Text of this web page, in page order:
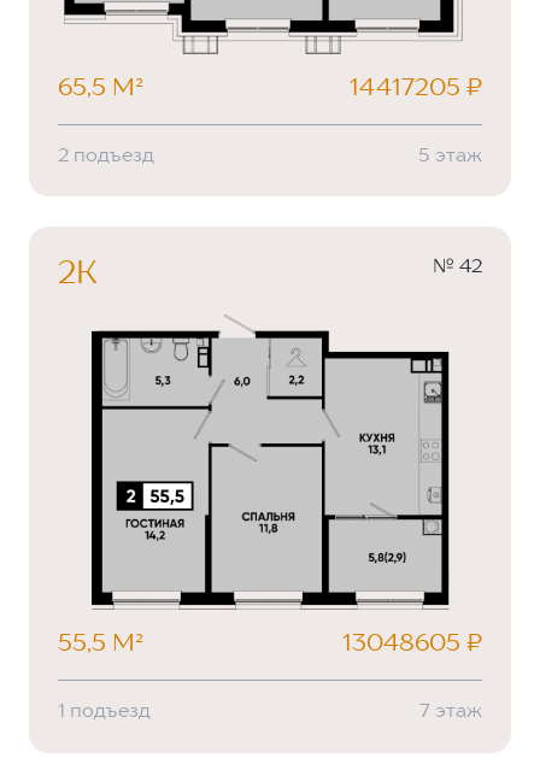
65,5 М² 14417205 ₽
2 подъезд 5 этаж
2К № 42
55,5 М² 13048605 ₽
1 подъезд 7 этаж